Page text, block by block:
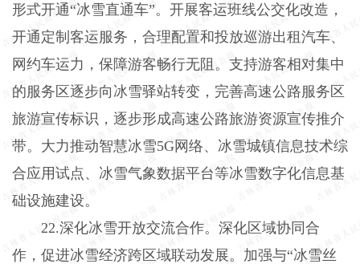
形式开通“冰雪直通车”。开展客运班线公交化改造，
开通定制客运服务，合理配置和投放巡游出租汽车、
网约车运力，保障游客畅行无阻。支持游客相对集中
的服务区逐步向冰雪驿站转变，完善高速公路服务区
旅游宣传标识，逐步形成高速公路旅游资源宣传推介
带。大力推动智慧冰雪5G网络、冰雪城镇信息技术综
合应用试点、冰雪气象数据平台等冰雪数字化信息基
础设施建设。
22.深化冰雪开放交流合作。深化区域协同合
作，促进冰雪经济跨区域联动发展。加强与“冰雪丝